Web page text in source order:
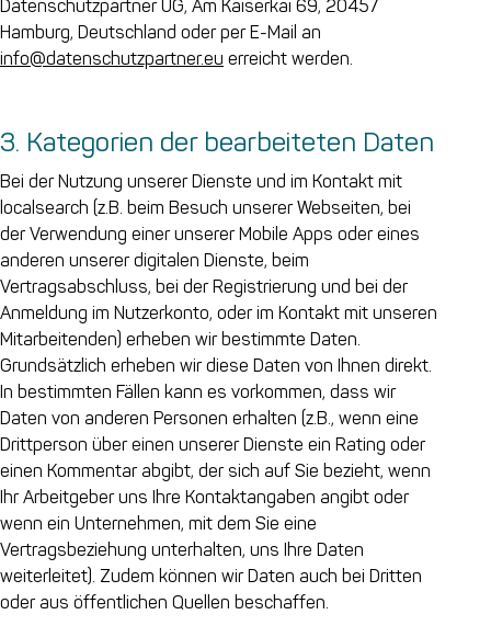
Datenschutzpartner UG, Am Kaiserkai 69, 20457
Hamburg, Deutschland oder per E-Mail an
info@datenschutzpartner.eu erreicht werden.
3. Kategorien der bearbeiteten Daten
Bei der Nutzung unserer Dienste und im Kontakt mit
localsearch (z.B. beim Besuch unserer Webseiten, bei
der Verwendung einer unserer Mobile Apps oder eines
anderen unserer digitalen Dienste, beim
Vertragsabschluss, bei der Registrierung und bei der
Anmeldung im Nutzerkonto, oder im Kontakt mit unseren
Mitarbeitenden) erheben wir bestimmte Daten.
Grundsätzlich erheben wir diese Daten von Ihnen direkt.
In bestimmten Fällen kann es vorkommen, dass wir
Daten von anderen Personen erhalten (z.B., wenn eine
Drittperson über einen unserer Dienste ein Rating oder
einen Kommentar abgibt, der sich auf Sie bezieht, wenn
Ihr Arbeitgeber uns Ihre Kontaktangaben angibt oder
wenn ein Unternehmen, mit dem Sie eine
Vertragsbeziehung unterhalten, uns Ihre Daten
weiterleitet). Zudem können wir Daten auch bei Dritten
oder aus öffentlichen Quellen beschaffen.